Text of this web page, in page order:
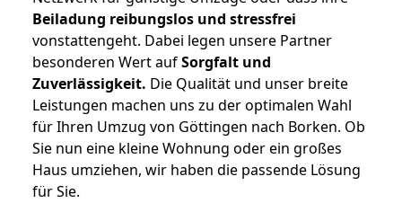
Beiladung reibungslos und stressfrei
vonstattengeht. Dabei legen unsere Partner
besonderen Wert aufSorgfalt und
Zuverlässigkeit. Die Qualität und unser breite
Leistungen machen uns zu der optimalen Wahl
für Ihren Umzug von Göttingen nach Borken. Ob
Sie nun eine kleine Wohnung oder ein großes
Haus umziehen, wir haben die passende Lösung
für Sie.